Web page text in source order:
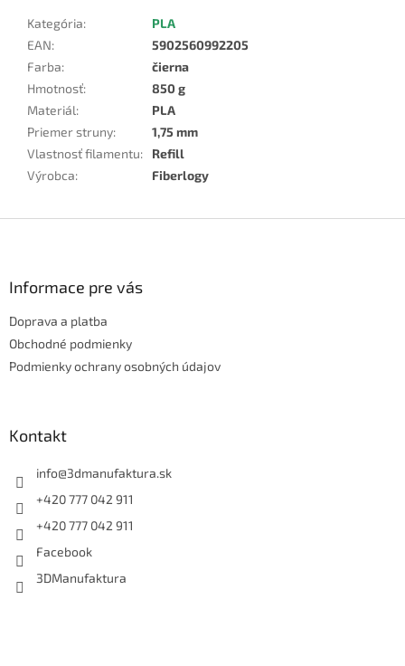
Kategória:
PLA
EAN:
5902560992205
Farba:
čierna
Hmotnosť:
850 g
Materiál:
PLA
Priemer struny:
1,75 mm
Vlastnosť filamentu:
Refill
Výrobca: Fiberlogy
Informace pre vás
Doprava a platba
Obchodné podmienky
Podmienky ochrany osobných údajov
Kontakt
info@3dmanufaktura.sk
+420 777 042 911
+420 777 042 911
Facebook
3DManufaktura